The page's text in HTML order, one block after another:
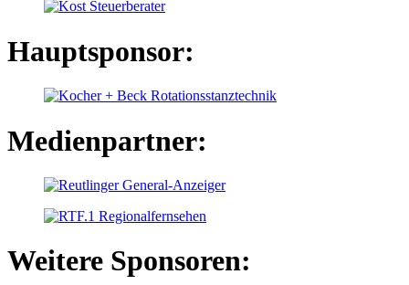
Hauptsponsor:
Medienpartner:
Weitere Sponsoren: